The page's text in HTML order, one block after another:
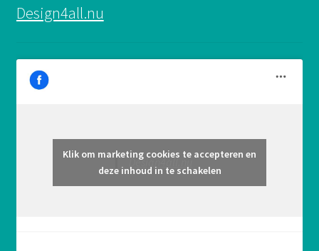
Design4all.nu
Design4all.nu
Klik om marketing cookies te accepteren en
deze inhoud in te schakelen